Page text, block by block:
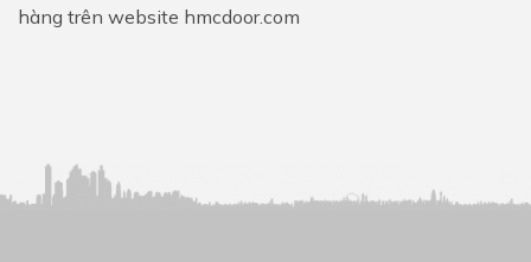
hàng trên website hmcdoor.com